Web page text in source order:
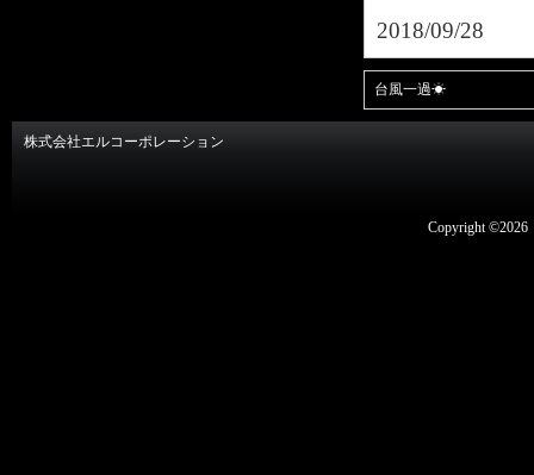
2018/09/28
台風一過☀
株式会社エルコーポレーション
Copyright ©2026